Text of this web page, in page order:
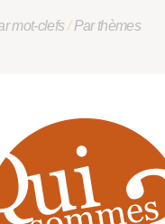
mot-clefs/Par thèmes